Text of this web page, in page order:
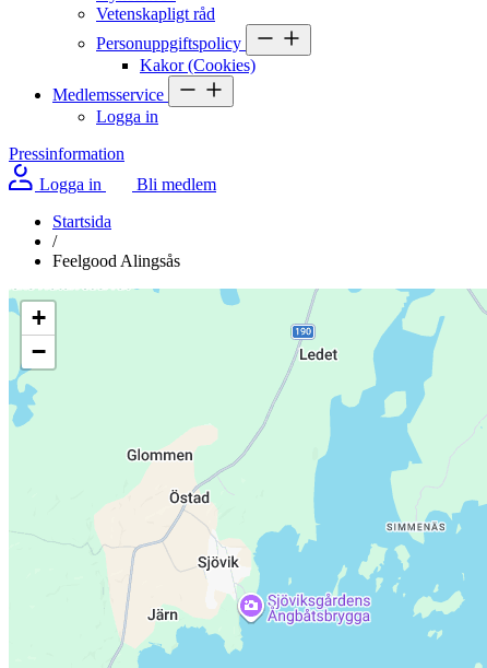
Vetenskapligt råd
Personuppgiftspolicy
Kakor (Cookies)
Medlemsservice
Logga in
Pressinformation
Logga in
Bli medlem
Startsida
/
Feelgood Alingsås
+
−